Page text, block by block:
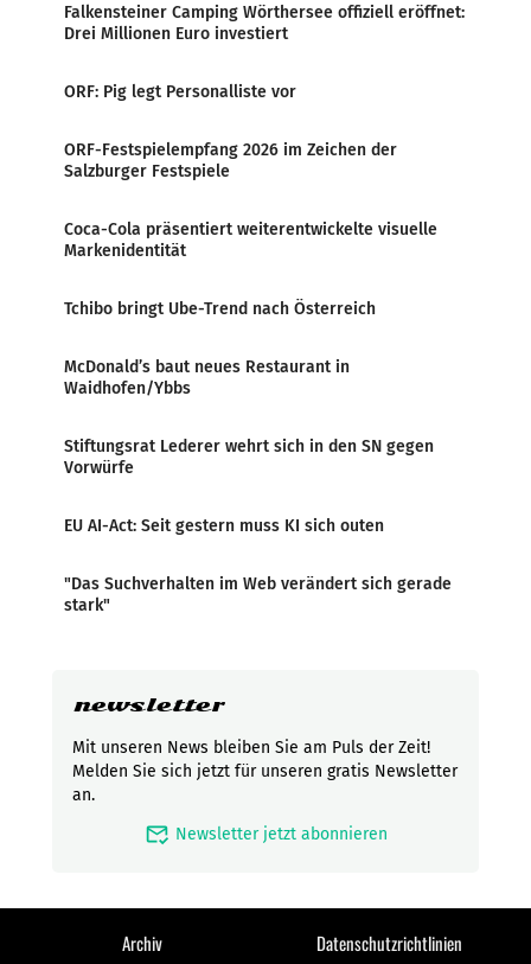
Falkensteiner Camping Wörthersee offiziell eröffnet:
Drei Millionen Euro investiert
ORF: Pig legt Personalliste vor
ORF-Festspielempfang 2026 im Zeichen der
Salzburger Festspiele
Coca-Cola präsentiert weiterentwickelte visuelle
Markenidentität
Tchibo bringt Ube-Trend nach Österreich
McDonald’s baut neues Restaurant in
Waidhofen/Ybbs
Stiftungsrat Lederer wehrt sich in den SN gegen
Vorwürfe
EU AI-Act: Seit gestern muss KI sich outen
"Das Suchverhalten im Web verändert sich gerade
stark"
newsletter
Mit unseren News bleiben Sie am Puls der Zeit!
Melden Sie sich jetzt für unseren gratis Newsletter
an.
mark_email_read Newsletter jetzt abonnieren
Archiv Datenschutzrichtlinien